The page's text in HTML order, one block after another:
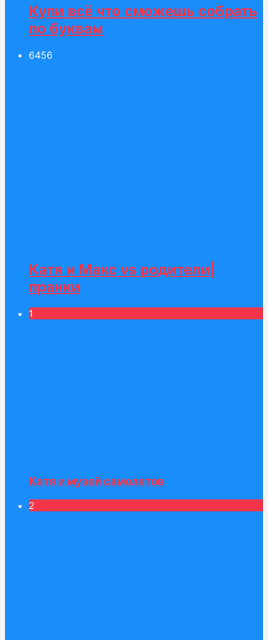
Купи всё что сможешь собрать
по буквам
6456
Катя и Макс vs родители|
пранки
1
Катя и музей самолетов
2